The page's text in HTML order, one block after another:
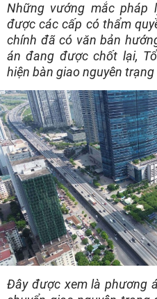
Những vướng mắc pháp
được các cấp có thẩm
chính đã có văn bản
án đang được chốt lại,
hiện bàn giao nguyên trạng
Đây được xem là phương